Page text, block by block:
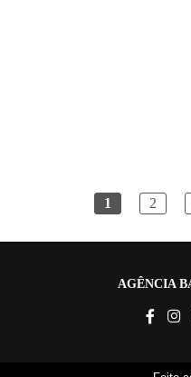
1 2
AGÊNCIA